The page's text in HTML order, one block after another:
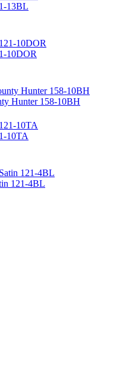
13BL
10DOR
Hunter 158-10BH
10TA
121-4BL